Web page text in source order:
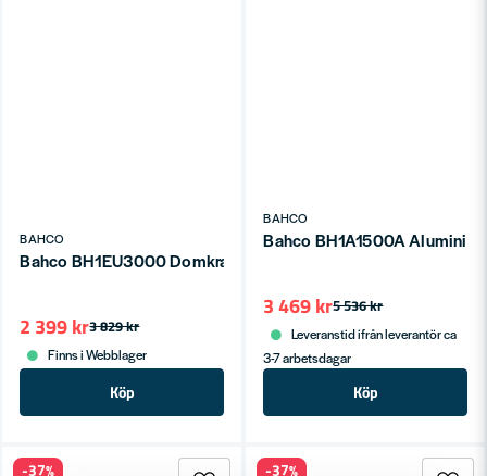
BAHCO
Bahco BH1EU3000 Domkraft Kompakt (3000kg)
3 829 kr
2 399 kr
Finns i Webblager
Köp
BAHCO
Bahco BH1A1500A
5 536 kr
3 469 kr
Leveranstid ifrån leverantör ca
3-7 arbetsdagar
Köp
-37% -37%